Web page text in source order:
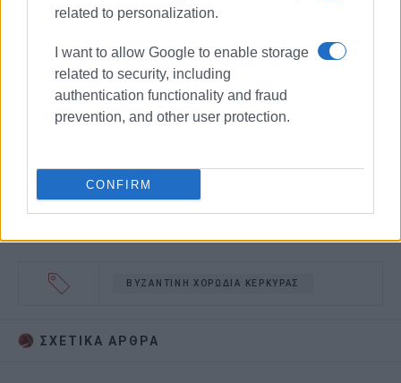
related to personalization.
I want to allow Google to enable storage
related to security, including
authentication functionality and fraud
prevention, and other user protection.
CONFIRM
ΒΥΖΑΝΤΙΝΗ ΧΟΡΩΔΙΑ ΚΕΡΚΥΡΑΣ
ΣΧΕΤΙΚA AΡΘΡΑ